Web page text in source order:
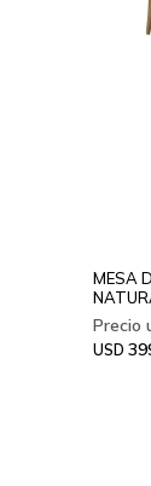
MESA
USD